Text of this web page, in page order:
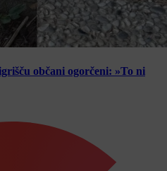
občani ogorčeni: »To ni